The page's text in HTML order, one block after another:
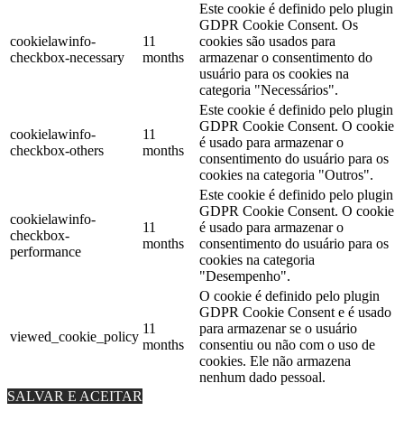
cookielawinfo-
checkbox-necessary
11
months
Este cookie é definido pelo plugin
GDPR Cookie Consent. Os
cookies são usados ​​para
armazenar o consentimento do
usuário para os cookies na
categoria "Necessários".
cookielawinfo-
checkbox-others
11
months
Este cookie é definido pelo plugin
GDPR Cookie Consent. O cookie
é usado para armazenar o
consentimento do usuário para os
cookies na categoria "Outros".
cookielawinfo-
checkbox-
performance
11
months
Este cookie é definido pelo plugin
GDPR Cookie Consent. O cookie
é usado para armazenar o
consentimento do usuário para os
cookies na categoria
"Desempenho".
viewed_cookie_policy
11
months
O cookie é definido pelo plugin
GDPR Cookie Consent e é usado
para armazenar se o usuário
consentiu ou não com o uso de
cookies. Ele não armazena
nenhum dado pessoal.
SALVAR E ACEITAR